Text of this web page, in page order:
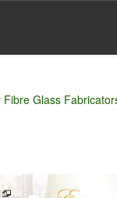
Glass